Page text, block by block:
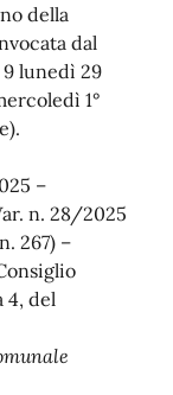
della
dal
lunedì 29
1°
–
n. 28/2025
267) –
4, del